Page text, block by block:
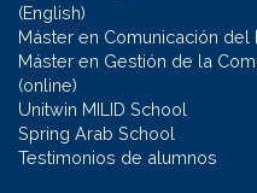
(English)
Máster en Comunicación del
Máster en Gestión de la
(online)
Unitwin MILID School
Spring Arab School
Testimonios de alumnos